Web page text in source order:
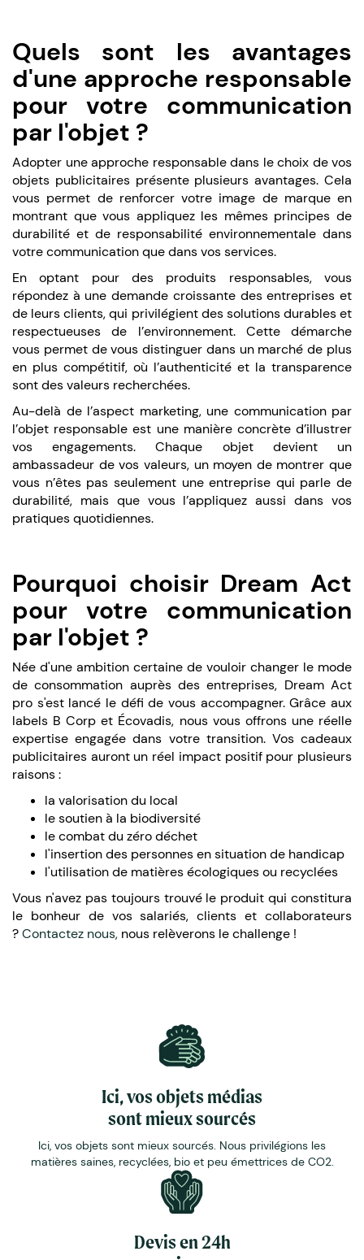
Quels sont les avantages
d'une approche responsable
pour votre communication
par l'objet ?
Adopter une approche responsable dans le choix de vos
objets publicitaires présente plusieurs avantages. Cela
vous permet de renforcer votre image de marque en
montrant que vous appliquez les mêmes principes de
durabilité et de responsabilité environnementale dans
votre communication que dans vos services.
En optant pour des produits responsables, vous
répondez à une demande croissante des entreprises et
de leurs clients, qui privilégient des solutions durables et
respectueuses de l’environnement. Cette démarche
vous permet de vous distinguer dans un marché de plus
en plus compétitif, où l’authenticité et la transparence
sont des valeurs recherchées.
Au-delà de l’aspect marketing, une communication par
l’objet responsable est une manière concrète d’illustrer
vos engagements. Chaque objet devient un
ambassadeur de vos valeurs, un moyen de montrer que
vous n’êtes pas seulement une entreprise qui parle de
durabilité, mais que vous l’appliquez aussi dans vos
pratiques quotidiennes.
Pourquoi choisir Dream Act
pour votre communication
par l'objet ?
Née d'une ambition certaine de vouloir changer le mode
de consommation auprès des entreprises, Dream Act
pro s'est lancé le défi de vous accompagner. Grâce aux
labels B Corp et Écovadis, nous vous offrons une réelle
expertise engagée dans votre transition. Vos cadeaux
publicitaires auront un réel impact positif pour plusieurs
raisons :
la valorisation du local
le soutien à la biodiversité
le combat du zéro déchet
l'insertion des personnes en situation de handicap
l'utilisation de matières écologiques ou recyclées
Vous n'avez pas toujours trouvé le produit qui constitura
le bonheur de vos salariés, clients et collaborateurs
?Contactez nous, nous relèverons le challenge !
Ici, vos objets médias
sont mieux sourcés
Ici, vos objets sont mieux sourcés. Nous privilégions les
matières saines, recyclées, bio et peu émettrices de CO2.
Devis en 24h